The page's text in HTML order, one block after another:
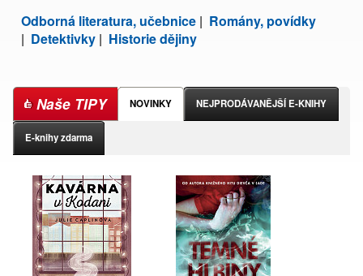
Odborná literatura, učebnice | Romány, povídky
| Detektivky | Historie dějiny
Naše TIPY NOVINKY NEJPRODÁVANĚJŠÍ E-KNIHY
E-knihy zdarma